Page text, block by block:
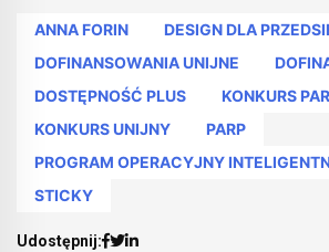
ANNA FORIN
DESIGN DLA
DOFINANSOWANIA UNIJNE
DOSTĘPNOŚĆ PLUS
KONKURS
KONKURS UNIJNY
PARP
PROGRAM OPERACYJNY
STICKY
Udostępnij: